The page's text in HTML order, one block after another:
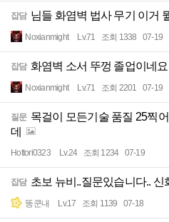
잡담 님들 화염벽 법사 무기 이거
Noxianmight Lv.71 조회 1338 07-19
잡담 화염벽 소서 뚜껑 졸업이네
Noxianmight Lv.71 조회 2201 07-19
질문 목걸이 모든기술 품질 25찍
데
Hottori0323 Lv.24 조회 1234 07-19
잡담 초보 뉴비..질문있습니다.. 신
똥쿤내 Lv.17 조회 1139 07-18